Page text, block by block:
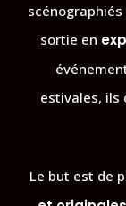
sortie en
estivales, ils
Le but est de